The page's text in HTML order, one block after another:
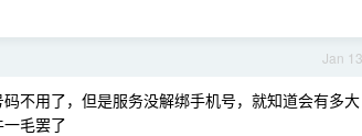
Jan 13
不用了，但是服务没解绑手机号，就知道会有多大
毛罢了